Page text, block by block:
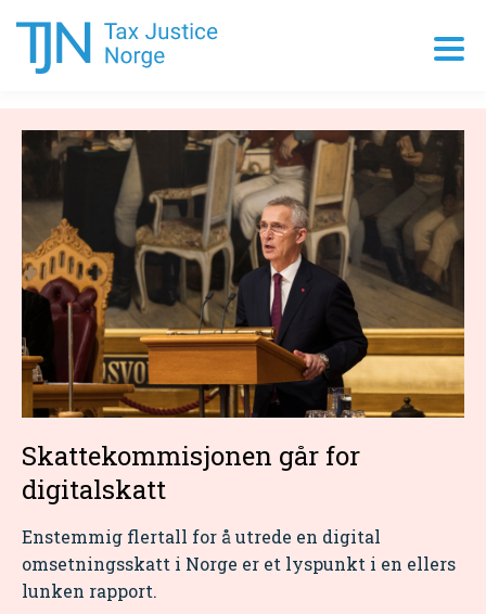
Skattekommisjonen går for
digitalskatt
Enstemmig flertall for å utrede en digital
omsetningsskatt i Norge er et lyspunkt i en ellers
lunken rapport.